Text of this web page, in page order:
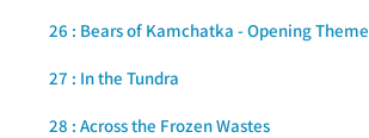
26 : Bears of Kamchatka - Opening Theme
27 : In the Tundra
28 : Across the Frozen Wastes